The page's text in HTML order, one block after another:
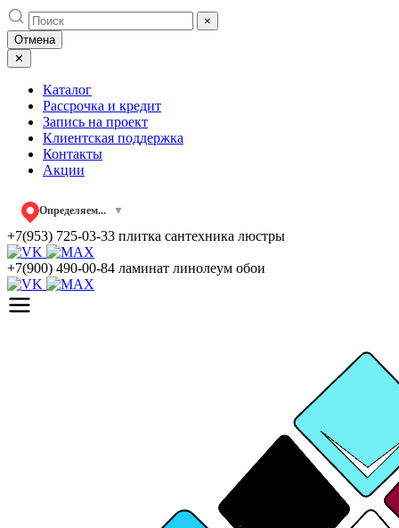
Skip
to
content
×
Отмена
✕
Каталог
Рассрочка и кредит
Запись на проект
Клиентская поддержка
Контакты
Акции
Определяем... ▼
+7(953) 725-03-33 плитка сантехника люстры
+7(900) 490-00-84 ламинат линолеум обои